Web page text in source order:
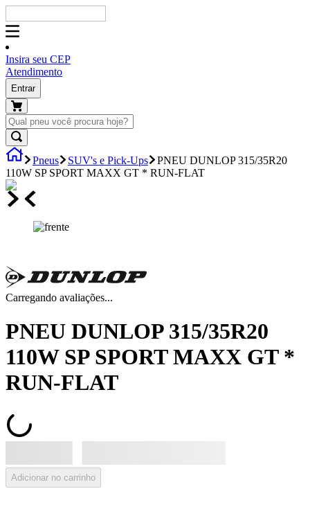
Insira seu CEP
Atendimento
Entrar
Pneus SUV's e Pick-Ups
PNEU DUNLOP 315/35R20
110W SP SPORT MAXX GT * RUN-FLAT
Carregando avaliações...
PNEU DUNLOP 315/35R20
110W SP SPORT MAXX GT *
RUN-FLAT
Adicionar no carrinho